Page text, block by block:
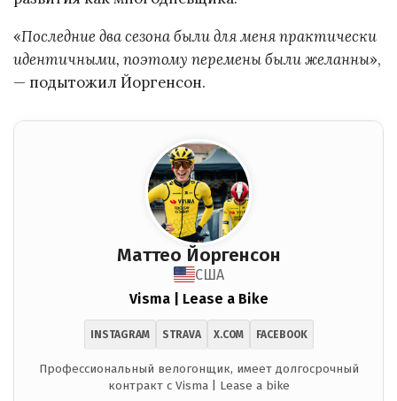
«Последние два сезона были для меня практически
идентичными, поэтому перемены были желанны»,
— подытожил Йоргенсон.
Маттео Йоргенсон
США
Visma | Lease a Bike
INSTAGRAM STRAVA X.COM FACEBOOK
Профессиональный велогонщик, имеет долгосрочный
контракт с Visma | Lease a bike